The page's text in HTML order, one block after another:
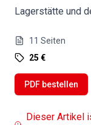
Lagerstätte und
11 Seiten
25 €
PDF bestellen
Dieser Artikel